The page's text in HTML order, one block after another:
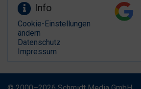
Info
Cookie-Einstellungen
ändern
Datenschutz
Impressum